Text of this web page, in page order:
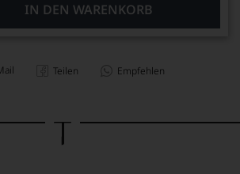
IN DEN WARENKORB
Teilen Empfehlen